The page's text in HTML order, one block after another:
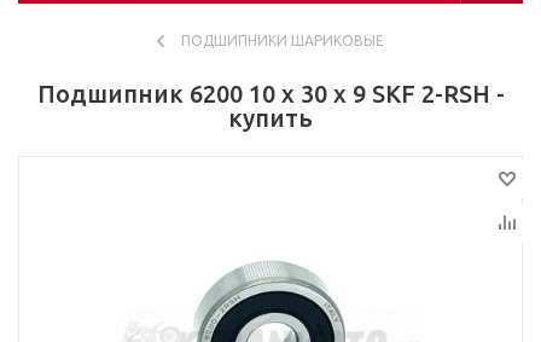
ПОДШИПНИКИ ШАРИКОВЫЕ
Подшипник 6200 10 x 30 x 9 SKF 2-RSH -
купить